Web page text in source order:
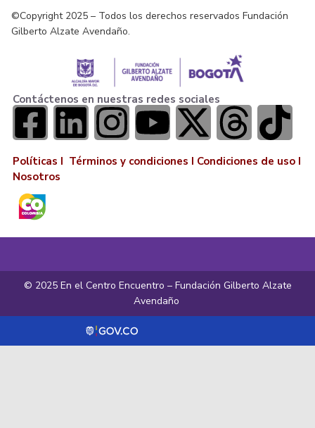
©Copyright 2025 – Todos los derechos reservados Fundación
Gilberto Alzate Avendaño.
Contáctenos en nuestras redes sociales
Políticas I Términos y condiciones I Condiciones de uso I
Nosotros
© 2025 En el Centro Encuentro – Fundación Gilberto Alzate
Avendaño